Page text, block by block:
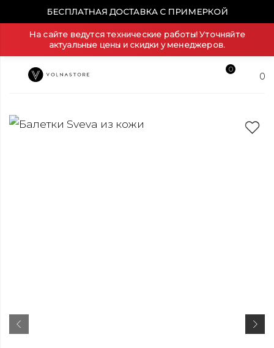
БЕСПЛАТНАЯ ДОСТАВКА С ПРИМЕРКОЙ
На сайте ведутся технические работы! Уточняйте
актуальные цены и скидки у менеджеров.
0
0